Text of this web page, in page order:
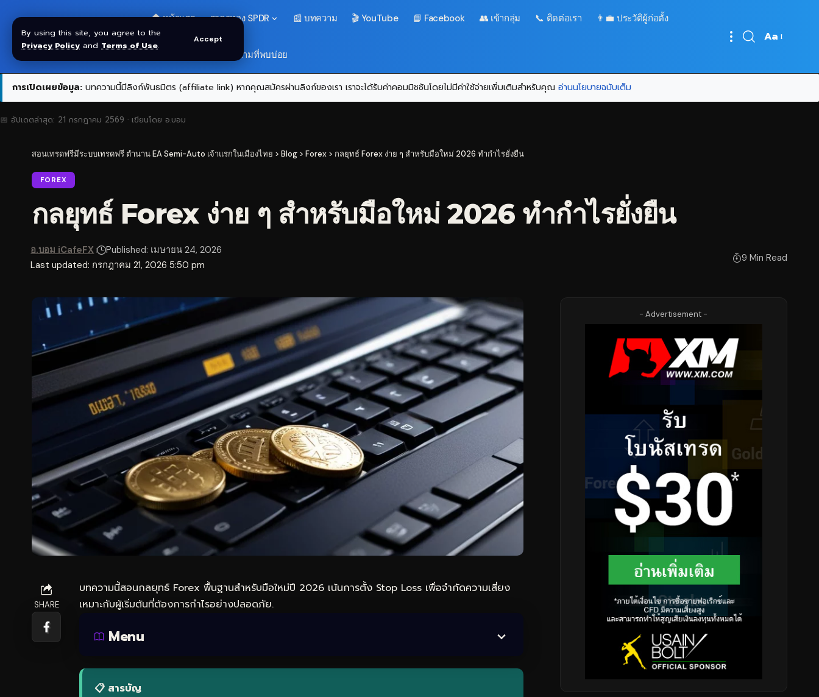
By using this site, you agree to the
Privacy Policy and Terms of Use.
Accept
🏠 หน้าแรก ราคาทอง SPDR 📰 บทความ 🎬 YouTube 📘 Facebook 👥 เข้ากลุ่ม 📞 ติดต่อเรา 👨‍💼 ประวัติผู้ก่อตั้ง
❓ คำถามที่พบบ่อย
Font
Aa
การเปิดเผยข้อมูล: บทความนี้มีลิงก์พันธมิตร (affiliate link) หากคุณสมัครผ่านลิงก์ของเรา เราจะได้รับค่าคอมมิชชันโดยไม่มีค่าใช้จ่ายเพิ่มเติมสำหรับคุณ อ่านนโยบายฉบับเต็ม
📅 อัปเดตล่าสุด: 21 กรกฎาคม 2569 · เขียนโดย อ.บอม
สอนเทรดฟรีมีระบบเทรดฟรี ตำนาน EA Semi-Auto เจ้าแรกในเมืองไทย > Blog > Forex > กลยุทธ์ Forex ง่าย ๆ สำหรับมือใหม่ 2026 ทำกำไรยั่งยืน
FOREX
กลยุทธ์ Forex ง่าย ๆ สำหรับมือใหม่ 2026 ทำกำไรยั่งยืน
Last updated: กรกฎาคม 21, 2026 5:50 pm
อ.บอม iCafeFX Published: เมษายน 24, 2026
9 Min Read
SHARE
บทความนี้สอนกลยุทธ์ Forex พื้นฐานสำหรับมือใหม่ปี 2026 เน้นการตั้ง Stop Loss เพื่อจำกัดความเสี่ยง
เหมาะกับผู้เริ่มต้นที่ต้องการกำไรอย่างปลอดภัย.
Menu
📋 สารบัญ
- Advertisement -